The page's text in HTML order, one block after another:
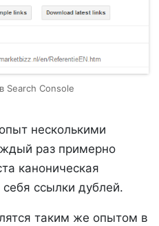
Search Console
опыт несколькими
раз примерно
каноническая
ссылки дублей.
таким же опытом в